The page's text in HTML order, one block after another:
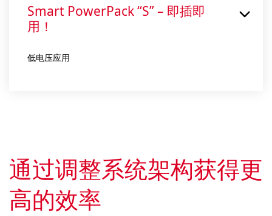
Smart PowerPack “S” – 即插即
用！
低电压应用
通过调整系统架构获得更
高的效率